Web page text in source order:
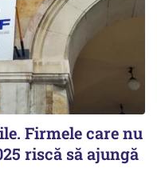
Firmele care nu
riscă să ajungă